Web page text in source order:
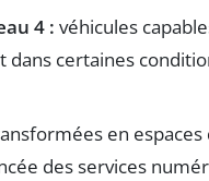
4 : véhicules
dans certaines
en espaces
des services